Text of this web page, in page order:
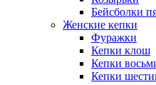
Бейсболки
Женские кепки
Фуражки
Кепки клош
Кепки
Кепки